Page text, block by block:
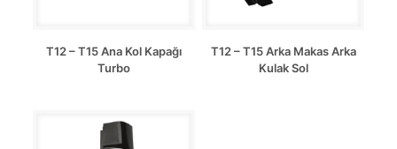
T12 – T15 Ana Kol Kapağı
Turbo
T12 – T15 Arka Makas Arka
Kulak Sol